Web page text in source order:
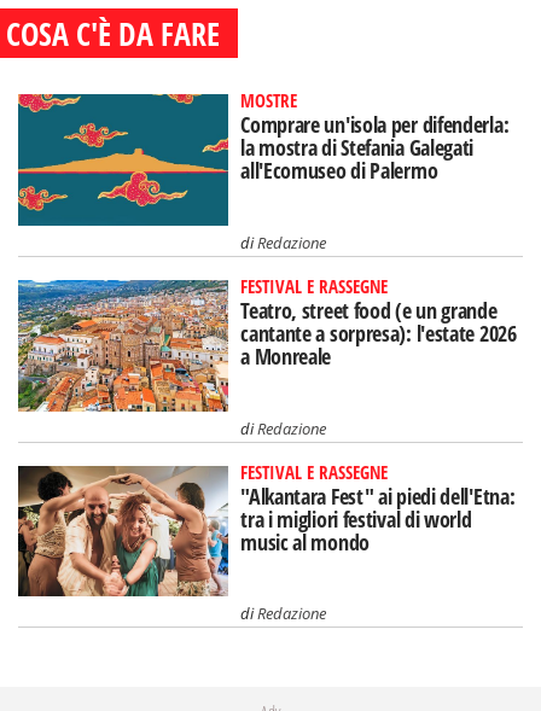
COSA C'È DA FARE
MOSTRE
Comprare un'isola per difenderla:
la mostra di Stefania Galegati
all'Ecomuseo di Palermo
diRedazione
FESTIVAL E RASSEGNE
Teatro, street food (e un grande
cantante a sorpresa): l'estate 2026
a Monreale
diRedazione
FESTIVAL E RASSEGNE
"Alkantara Fest" ai piedi dell'Etna:
tra i migliori festival di world
music al mondo
diRedazione